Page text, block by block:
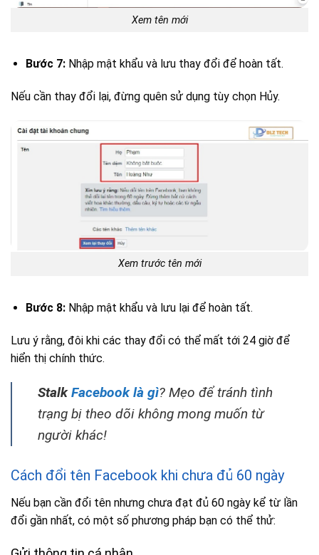
Xem tên mới
Bước 7:Nhập mật khẩu và lưu thay đổi để hoàn tất.
Nếu cần thay đổi lại, đừng quên sử dụng tùy chọn Hủy.
Xem trước tên mới
Bước 8:Nhập mật khẩu và lưu lại để hoàn tất.
Lưu ý rằng, đôi khi các thay đổi có thể mất tới 24 giờ để
hiển thị chính thức.
StalkFacebook là gì? Mẹo để tránh tình
trạng bị theo dõi không mong muốn từ
người khác!
Cách đổi tên Facebook khi chưa đủ 60 ngày
Nếu bạn cần đổi tên nhưng chưa đạt đủ 60 ngày kể từ lần
đổi gần nhất, có một số phương pháp bạn có thể thử: